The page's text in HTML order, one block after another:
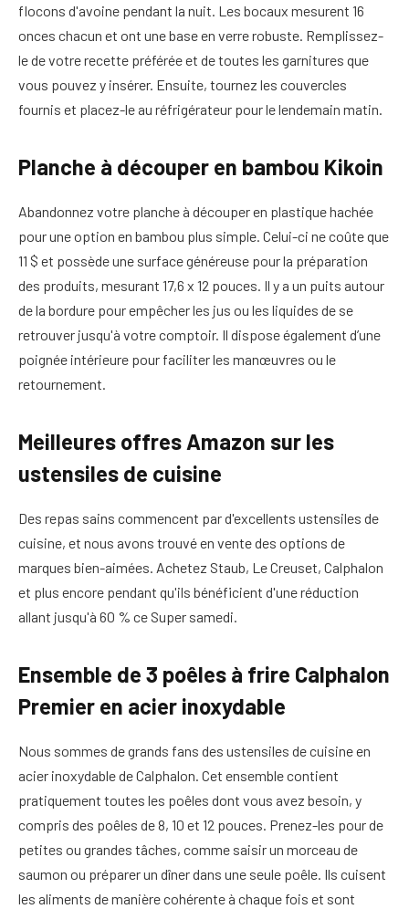
flocons d'avoine pendant la nuit. Les bocaux mesurent 16
onces chacun et ont une base en verre robuste. Remplissez-
le de votre recette préférée et de toutes les garnitures que
vous pouvez y insérer. Ensuite, tournez les couvercles
fournis et placez-le au réfrigérateur pour le lendemain matin.
Planche à découper en bambou Kikoin
Abandonnez votre planche à découper en plastique hachée
pour une option en bambou plus simple. Celui-ci ne coûte que
11 $ et possède une surface généreuse pour la préparation
des produits, mesurant 17,6 x 12 pouces. Il y a un puits autour
de la bordure pour empêcher les jus ou les liquides de se
retrouver jusqu'à votre comptoir. Il dispose également d’une
poignée intérieure pour faciliter les manœuvres ou le
retournement.
Meilleures offres Amazon sur les
ustensiles de cuisine
Des repas sains commencent par d'excellents ustensiles de
cuisine, et nous avons trouvé en vente des options de
marques bien-aimées. Achetez Staub, Le Creuset, Calphalon
et plus encore pendant qu'ils bénéficient d'une réduction
allant jusqu'à 60 % ce Super samedi.
Ensemble de 3 poêles à frire Calphalon
Premier en acier inoxydable
Nous sommes de grands fans des ustensiles de cuisine en
acier inoxydable de Calphalon. Cet ensemble contient
pratiquement toutes les poêles dont vous avez besoin, y
compris des poêles de 8, 10 et 12 pouces. Prenez-les pour de
petites ou grandes tâches, comme saisir un morceau de
saumon ou préparer un dîner dans une seule poêle. Ils cuisent
les aliments de manière cohérente à chaque fois et sont